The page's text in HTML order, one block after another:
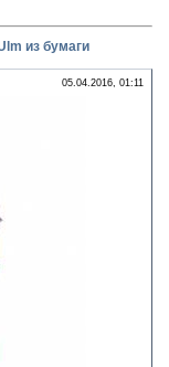
из бумаги
05.04.2016, 01:11